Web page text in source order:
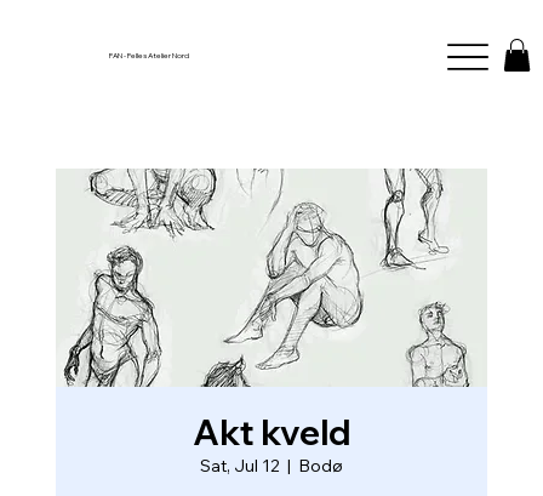
FAN - Felles Atelier Nord
Akt kveld
Sat, Jul 12
  |
Bodø